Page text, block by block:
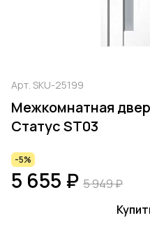
Арт. SKU-25199
Межкомнатная
Статус ST03
-5%
5 655 ₽ 5 949 ₽